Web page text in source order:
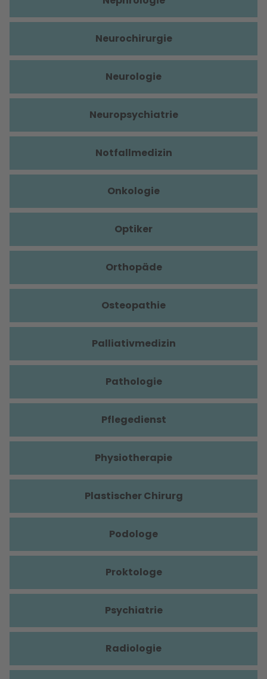
Neurochirurgie
Neurologie
Neuropsychiatrie
Notfallmedizin
Onkologie
Optiker
Orthopäde
Osteopathie
Palliativmedizin
Pathologie
Pflegedienst
Physiotherapie
Plastischer Chirurg
Podologe
Proktologe
Psychiatrie
Radiologie